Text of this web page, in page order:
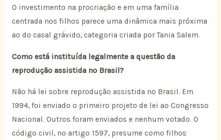
O investimento na procriação e em uma família
centrada nos filhos parece uma dinâmica mais próxima
ao do casal grávido, categoria criada por Tania Salem.
Como está instituída legalmente a questão da
reprodução assistida no Brasil?
Não há lei sobre reprodução assistida no Brasil. Em
1994, foi enviado o primeiro projeto de lei ao Congresso
Nacional. Outros foram enviados e nenhum votado. O
código civil, no artigo 1597, presume como filhos